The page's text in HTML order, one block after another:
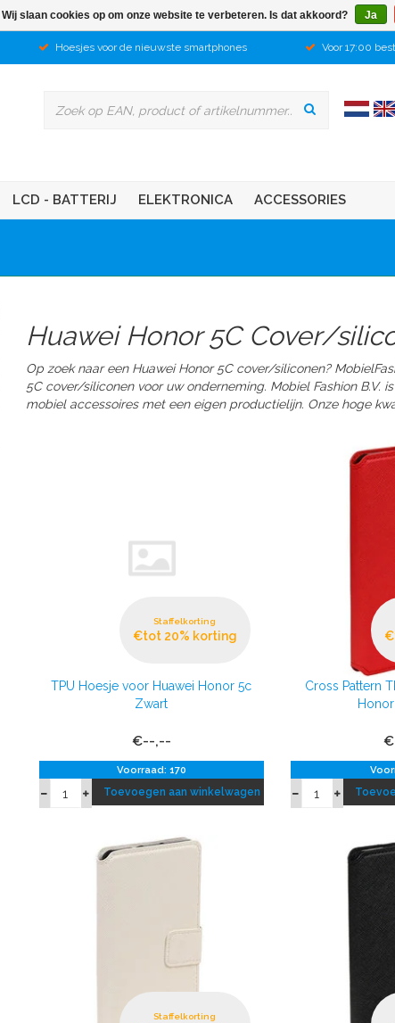
Hoesjes voor de nieuwste smartphones Voor 17:00
LCD - BATTERIJ ELEKTRONICA ACCESSORIES
Huawei Honor 5C Cover/
Op zoek naar een Huawei Honor 5C cover/siliconen?
5Ccover/siliconenvoor uw onderneming. Mobiel Fashion B.V.
mobiel accessoires met een eigen productielijn. Onze hoge
Staffelkorting
€tot 20% korting
TPU Hoesje voor Huawei Honor 5c
Zwart
€--,--
Voorraad: 170
Toevoegen aan winkelwagen
Cross Pattern
Staffelkorting
Wij slaan cookies op om onze website te verbeteren. Is dat akkoord? Ja